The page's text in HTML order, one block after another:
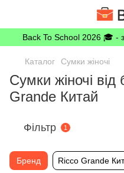
Back To School 2026 🎓 -
Каталог Сумки жіночі
Сумки жіночі
Grande Китай
Фільтр 1
Бренд Ricco Grande